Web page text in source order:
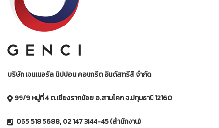
บริษัท เจนเนอรัล นิปปอน คอนกรีต อินดัสทรีส์ จำกัด
99/9 หมู่ที่ 4 ต.เชียงรากน้อย อ.สามโคก จ.ปทุมธานี 12160
065 518 5688, 02 147 3144-45 (สำนักงาน)